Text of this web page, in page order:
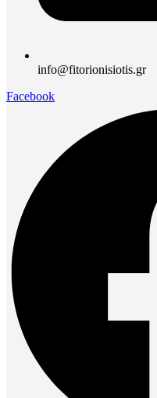
info@fitorionisiotis.gr
Facebook